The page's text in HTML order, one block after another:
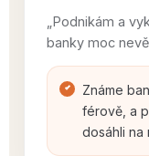
„Podnikám a
banky moc
Známe
férově, a
dosáhli na